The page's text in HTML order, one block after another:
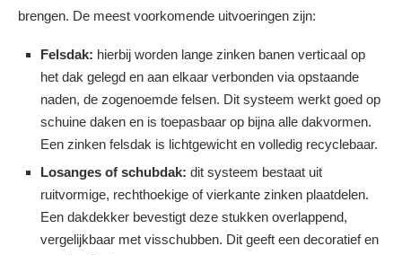
brengen. De meest voorkomende uitvoeringen zijn:
Felsdak: hierbij worden lange zinken banen verticaal op
het dak gelegd en aan elkaar verbonden via opstaande
naden, de zogenoemde felsen. Dit systeem werkt goed op
schuine daken en is toepasbaar op bijna alle dakvormen.
Een zinken felsdak is lichtgewicht en volledig recyclebaar.
Losanges of schubdak: dit systeem bestaat uit
ruitvormige, rechthoekige of vierkante zinken plaatdelen.
Een dakdekker bevestigt deze stukken overlappend,
vergelijkbaar met visschubben. Dit geeft een decoratief en